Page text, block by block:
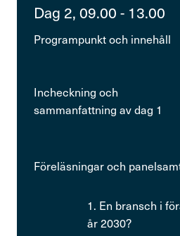
Dag 2, 09.00 - 13.00
Programpunkt och innehåll
Incheckning och
sammanfattning av dag 1
Föreläsningar och
1. En bransch i
år 2030?